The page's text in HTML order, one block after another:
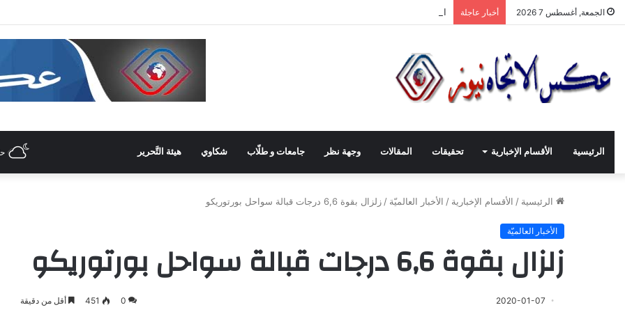
الجمعة, أغسطس 7 2026 أخبار عاجلة انطلاقة لجنة الصّناعيّين الشّباب في غرفة صناعة دمشق وريفها لدعم المشاركة الشّبابيّة في الصّناعة
الرئيسية الأقسام الإخبارية تحقيقات المقالات وجهة نظر جامعات و طلّاب شكاوي هيئة التَّحرير
الرئيسية / الأقسام الإخبارية / الأخبار العالميّة / زلزال بقوة 6,6 درجات قبالة سواحل بورتوريكو
الأخبار العالميّة
زلزال بقوة 6,6 درجات قبالة سواحل بورتوريكو
2020-01-07
0
451 أقل من دقيقة